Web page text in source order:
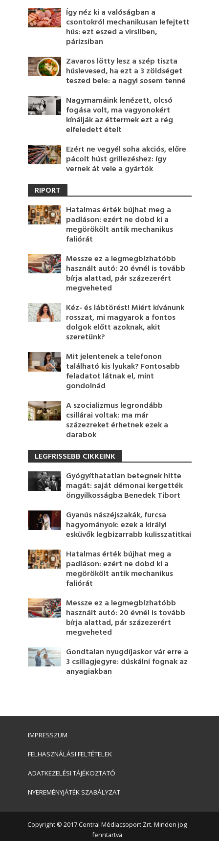
Így néz ki a valóságban a
csontokról mechanikusan lefejtett
hús: ezt eszed a virsliben,
párizsiban
Zavaros lötty lesz a szép tiszta
húslevesed, ha ezt a 3 zöldséget
teszed bele: a nagyi sosem tenné
Nagymamáink lenézett, olcsó
fogása volt, ma vagyonokért
kínálják az éttermek ezt a rég
elfeledett ételt
Ezért ne vegyél soha akciós, előre
pácolt húst grillezéshez: így
vernek át vele a gyártók
RIPORT
Hatalmas érték bújhat meg a
padláson: ezért ne dobd ki a
megörökölt antik mechanikus
faliórát
Messze ez a legmegbízhatóbb
használt autó: 20 évnél is tovább
bírja alattad, pár százezerért
megveheted
Kéz- és lábtörést! Miért kívánunk
rosszat, mi magyarok a fontos
dolgok előtt azoknak, akit
szeretünk?
Mit jelentenek a telefonon
található kis lyukak? Fontosabb
feladatot látnak el, mint
gondolnád
A szocializmus legrondább
csillárai voltak: ma már
százezreket érhetnek ezek a
darabok
LEGFRISSEBB CIKKEINK
Gyógyíthatatlan betegnek hitte
magát: saját démonai kergették
öngyilkosságba Benedek Tibort
Gyanús nászéjszakák, furcsa
hagyományok: ezek a királyi
esküvők legbizarrabb kulisszatitkai
Hatalmas érték bújhat meg a
padláson: ezért ne dobd ki a
megörökölt antik mechanikus
faliórát
Messze ez a legmegbízhatóbb
használt autó: 20 évnél is tovább
bírja alattad, pár százezerért
megveheted
Gondtalan nyugdíjaskor vár erre a
3 csillagjegyre: dúskálni fognak az
anyagiakban
IMPRESSZUM
FELHASZNÁLÁSI FELTÉTELEK
ADATKEZELÉSI TÁJÉKOZTATÓ
NYEREMÉNYJÁTÉK SZABÁLYZAT
Copyright © 2017 Central Médiacsoport Zrt. Minden jog
fenntartva